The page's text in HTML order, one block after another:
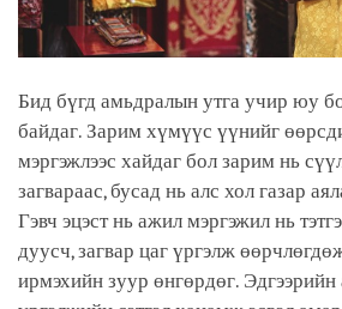
Бид бүгд амьдралын утга учир юу
байдаг. Зарим хүмүүс үүнийг
мэргэжлээс хайдаг бол зарим нь
загвараас, бусад нь алс хол газар
Гэвч эцэст нь ажил мэргэжил нь
дуусч, загвар цаг үргэлж
ирмэхийн зуур өнгөрдөг. Эдгээрийн